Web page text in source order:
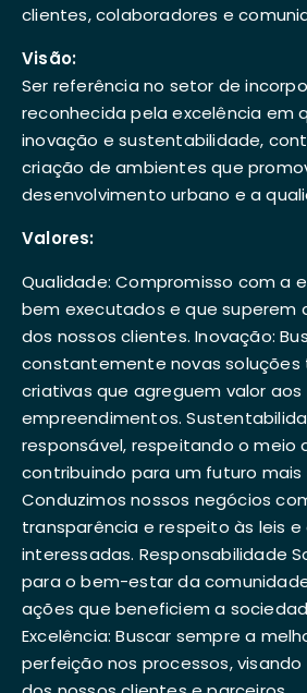
clientes, colaboradores e
Visão:
Ser referência no setor de
reconhecida pela excelência em
inovação e sustentabilidade,
criação de ambientes que
desenvolvimento urbano e a
Valores:
Qualidade: Compromisso com a
bem executados e que superem
dos nossos clientes. Inovação:
constantemente novas soluções
criativas que agreguem valor aos
empreendimentos.
responsável, respeitando o meio
contribuindo para um futuro mais
Conduzimos nossos negócios
transparência e respeito às leis
interessadas. Responsabilidade
para o bem-estar da
ações que beneficiem a
Excelência: Buscar sempre a
perfeição nos processos,